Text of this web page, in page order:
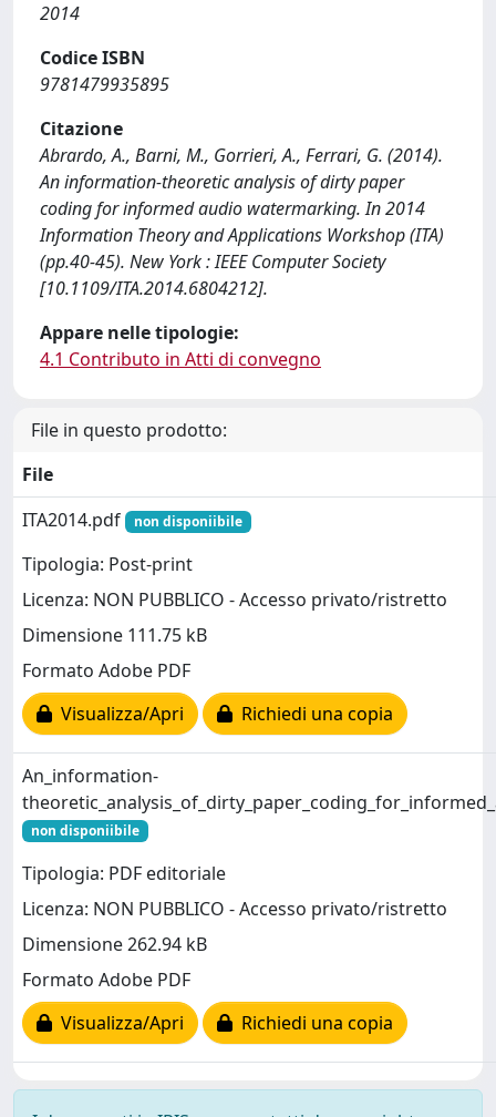
2014
Codice ISBN
9781479935895
Citazione
Abrardo, A., Barni, M., Gorrieri, A., Ferrari, G. (2014).
An information-theoretic analysis of dirty paper
coding for informed audio watermarking. In 2014
Information Theory and Applications Workshop (ITA)
(pp.40-45). New York : IEEE Computer Society
[10.1109/ITA.2014.6804212].
Appare nelle tipologie:
4.1 Contributo in Atti di convegno
File in questo prodotto:
File
ITA2014.pdf
non disponiibile
Tipologia: Post-print
Licenza: NON PUBBLICO - Accesso privato/ristretto
Dimensione 111.75 kB
Formato Adobe PDF
Visualizza/Apri
Richiedi una copia
An_information-
non disponiibile
Tipologia: PDF editoriale
Licenza: NON PUBBLICO - Accesso privato/ristretto
Dimensione 262.94 kB
Formato Adobe PDF
Visualizza/Apri
Richiedi una copia